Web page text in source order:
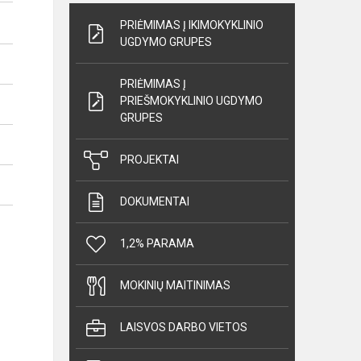
PRIĖMIMAS Į IKIMOKYKLINIO
UGDYMO GRUPES
PRIĖMIMAS Į
PRIEŠMOKYKLINIO UGDYMO
GRUPES
PROJEKTAI
DOKUMENTAI
1,2% PARAMA
MOKINIŲ MAITINIMAS
LAISVOS DARBO VIETOS